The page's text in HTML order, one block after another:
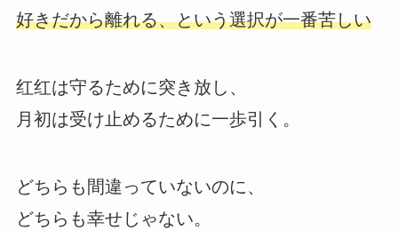
好きだから離れる、という選択が一番苦しい
红红は守るために突き放し、
月初は受け止めるために一歩引く。
どちらも間違っていないのに、
どちらも幸せじゃない。